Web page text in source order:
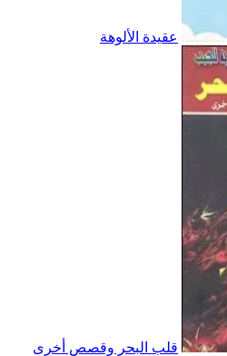
عقيدة الألوهة
قلب البحر وقصص أخرى